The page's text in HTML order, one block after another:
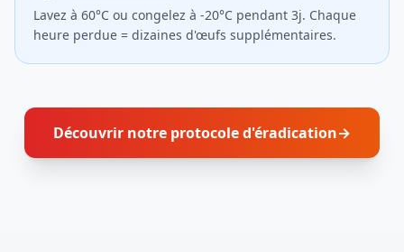
Lavez à 60°C ou congelez à -20°C pendant 3j. Chaque
heure perdue = dizaines d'œufs supplémentaires.
Découvrir notre protocole d'éradication→